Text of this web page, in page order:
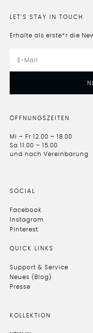
LET'S STAY IN TOUCH
Erhalte als erste*r die
ÖFFNUNGSZEITEN
Mi – Fr 12.00 – 18.00
Sa 11.00 – 15.00
und nach Vereinbarung
SOCIAL
Facebook
Instagram
Pinterest
QUICK LINKS
Support & Service
Neues (Blog)
Presse
KOLLEKTION